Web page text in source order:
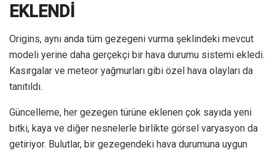
EKLENDİ
Origins, aynı anda tüm gezegeni vurma şeklindeki mevcut
modeli yerine daha gerçekçi bir hava durumu sistemi ekledi.
Kasırgalar ve meteor yağmurları gibi özel hava olayları da
tanıtıldı.
Güncelleme, her gezegen türüne eklenen çok sayıda yeni
bitki, kaya ve diğer nesnelerle birlikte görsel varyasyon da
getiriyor. Bulutlar, bir gezegendeki hava durumuna uygun